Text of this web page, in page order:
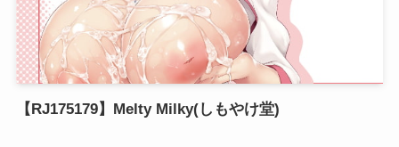
【RJ175179】Melty Milky(しもやけ堂)